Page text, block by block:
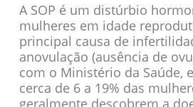
A SOP é um distúrbio
mulheres em idade
principal causa de
anovulação (ausência de
com o Ministério da Saúde,
cerca de 6 a 19% das
geralmente descobrem a